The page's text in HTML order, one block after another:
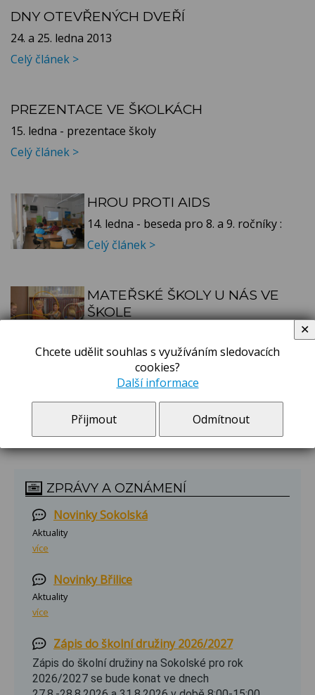
DNY OTEVŘENÝCH DVEŘÍ
24. a 25. ledna 2013
Celý článek >
PREZENTACE VE ŠKOLKÁCH
15. ledna - prezentace školy
Celý článek >
HROU PROTI AIDS
14. ledna - beseda pro 8. a 9. ročníky :
Celý článek >
MATEŘSKÉ ŠKOLY U NÁS VE
ŠKOLE
mateřských škol v 1.třídách
Celý článek >
ZPRÁVY A OZNÁMENÍ
Novinky Sokolská
Aktuality
více
Novinky Břilice
Aktuality
více
Zápis do školní družiny 2026/2027
Zápis do školní družiny na Sokolské pro rok
2026/2027 se bude konat ve dnech
Chcete udělit souhlas s využíváním sledovacích
cookies?
Další informace
Přijmout Odmítnout
✕